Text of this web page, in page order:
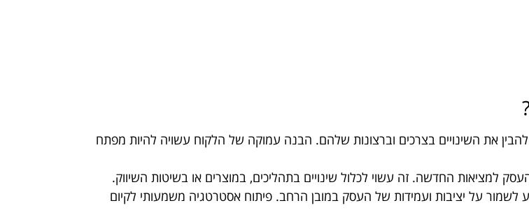
את השינויים בצרכים וברצונות שלהם. הבנה עמוקה של הלקוח עשויה להיות מפתח
למציאות החדשה. זה עשוי לכלול שינויים בתהליכים, במוצרים או בשיטות השיווק.
לשמור על יציבות ועמידות של העסק במובן הרחב. פיתוח אסטרטגיה משמעותי לקיום